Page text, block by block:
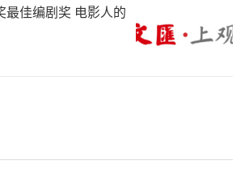
最佳编剧奖 电影人的